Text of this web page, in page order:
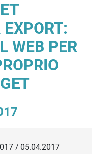
WEB PER
/ 05.04.2017